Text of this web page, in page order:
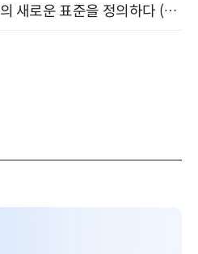
차세대 AICC, 고객 서비스의 새로운 표준을 정의하다 (9/9)